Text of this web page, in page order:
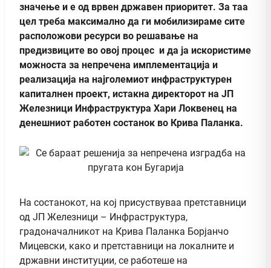
значење и е од врвен државен приоритет. За таа
цел треба максимално да ги мобилизираме сите
расположови ресурси во решавање на
предизвиците во овој процес и да ја искористиме
можноста за непречена имплементација и
реализација на најголемиот инфраструктурен
капиталнен проект, истакна директорот на ЈП
Железници Инфраструктура Хари Локвенец на
денешниот работен состанок во Крива Паланка.
На состанокот, на кој присуствуваа претставници
од ЈП Железници – Инфраструктура,
градоначалникот на Крива Паланка Борјанчо
Мицевски, како и претставници на локалните и
државни институции, се работеше на